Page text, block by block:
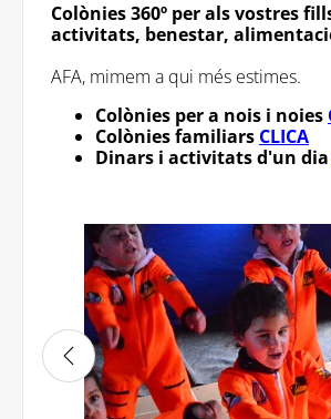
Colònies 360º per als vostres
activitats, benestar,
AFA, mimem a qui més estimes.
Colònies per a nois i noies
Colònies familiars CLICA
Dinars i activitats d'un dia